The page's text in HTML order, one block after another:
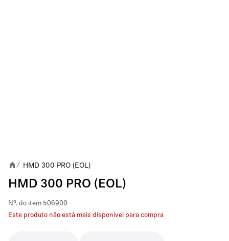
/ HMD 300 PRO (EOL)
HMD 300 PRO (EOL)
Nº. do item 506900
Este produto não está mais disponível para compra